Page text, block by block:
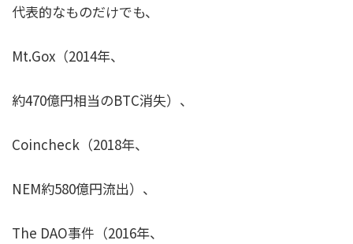
代表的なものだけでも、
Mt.Gox（2014年、
約470億円相当のBTC消失）、
Coincheck（2018年、
NEM約580億円流出）、
The DAO事件（2016年、